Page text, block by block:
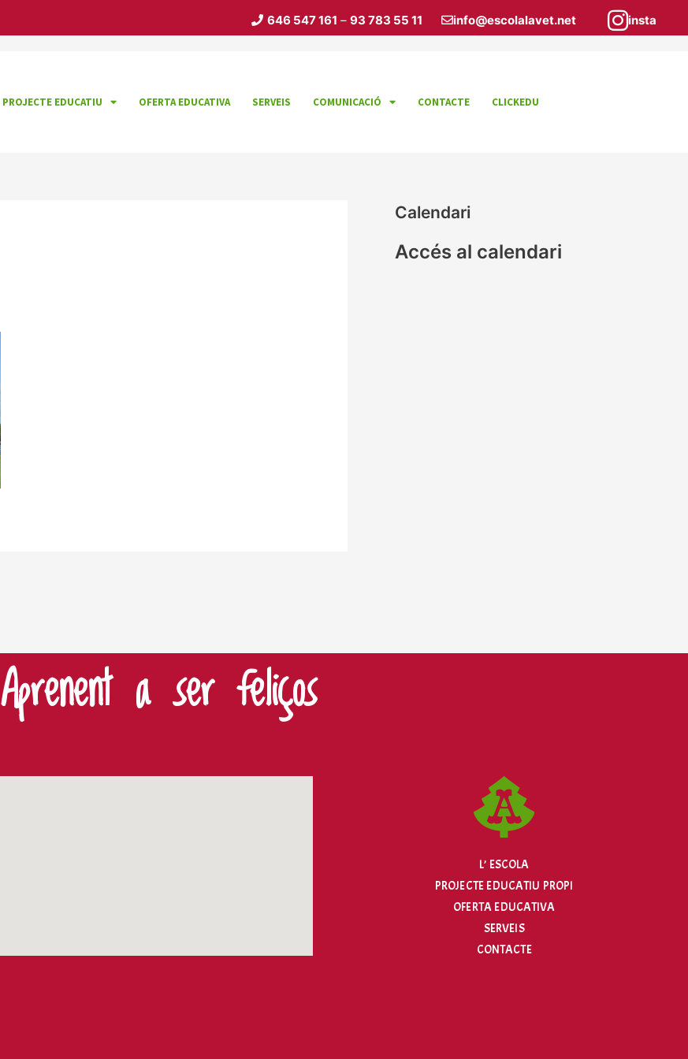
646 547 161 – 93 783 55 11 info@escolalavet.net insta
PROJECTE EDUCATIU OFERTA EDUCATIVA SERVEIS COMUNICACIÓ CONTACTE CLICKEDU
Calendari
Accés al calendari
Aprenent a ser feliços
L’ ESCOLA
PROJECTE EDUCATIU PROPI
OFERTA EDUCATIVA
SERVEIS
CONTACTE